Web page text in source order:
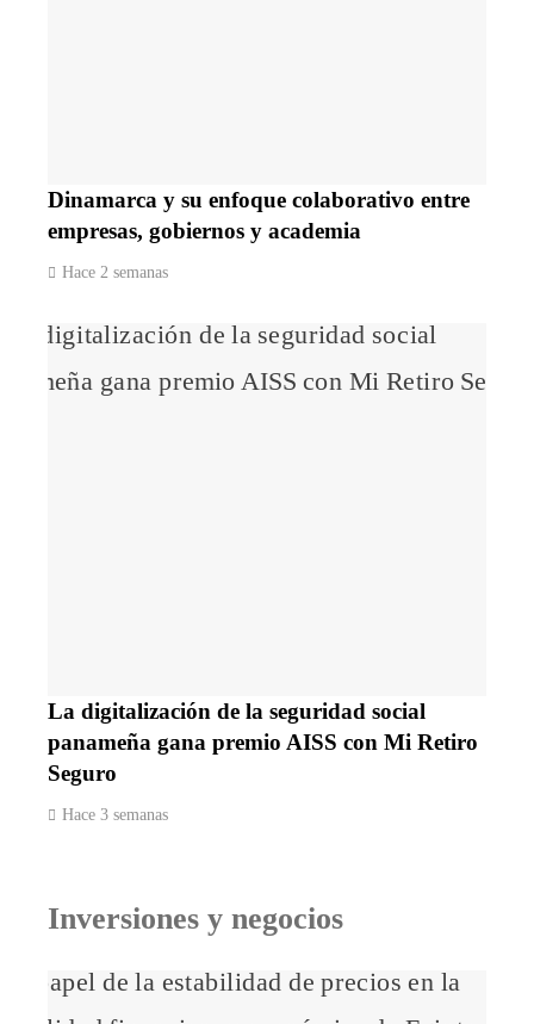
Dinamarca y su enfoque colaborativo entre
empresas, gobiernos y academia
Hace 2 semanas
La digitalización de la seguridad social
panameña gana premio AISS con Mi Retiro
Seguro
Hace 3 semanas
Inversiones y negocios